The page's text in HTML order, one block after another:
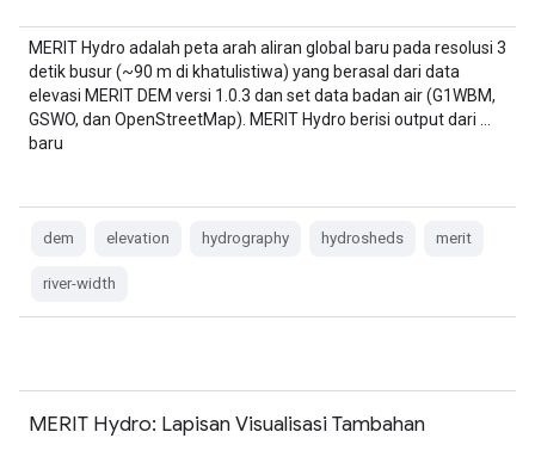
MERIT Hydro adalah peta arah aliran global baru pada resolusi 3
detik busur (~90 m di khatulistiwa) yang berasal dari data
elevasi MERIT DEM versi 1.0.3 dan set data badan air (G1WBM,
GSWO, dan OpenStreetMap). MERIT Hydro berisi output dari …
baru
dem elevation hydrography hydrosheds merit
river-width
MERIT Hydro: Lapisan Visualisasi Tambahan